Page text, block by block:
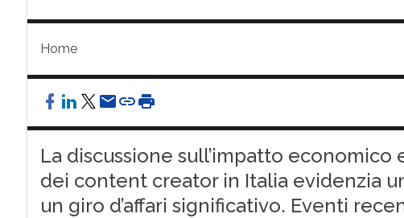
Home
La discussione sull’impatto
dei content creator in Italia evidenzia
un giro d’affari significativo. Eventi